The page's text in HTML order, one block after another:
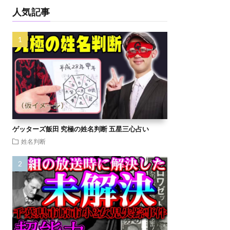
人気記事
ゲッターズ飯田 究極の姓名判断 五星三心占い
姓名判断